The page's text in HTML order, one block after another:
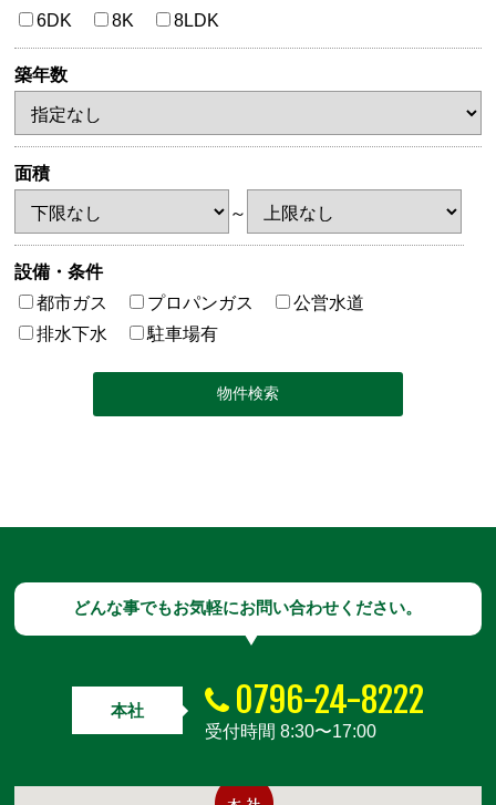
6DK
8K 8LDK
築年数
面積
～
設備・条件
都市ガス
プロパンガス
公営水道
排水下水
駐車場有
どんな事でもお気軽にお問い合わせください。
本社 0796-24-8222
受付時間 8:30〜17:00